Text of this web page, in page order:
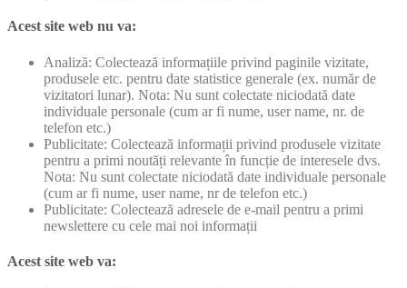
Acest site web nu va:
Analiză: Colectează informațiile privind paginile vizitate,
produsele etc. pentru date statistice generale (ex. număr de
vizitatori lunar). Nota: Nu sunt colectate niciodată date
individuale personale (cum ar fi nume, user name, nr. de
telefon etc.)
Publicitate: Colectează informații privind produsele vizitate
pentru a primi noutăți relevante în funcție de interesele dvs.
Nota: Nu sunt colectate niciodată date individuale personale
(cum ar fi nume, user name, nr de telefon etc.)
Publicitate: Colectează adresele de e-mail pentru a primi
newslettere cu cele mai noi informații
Acest site web va: